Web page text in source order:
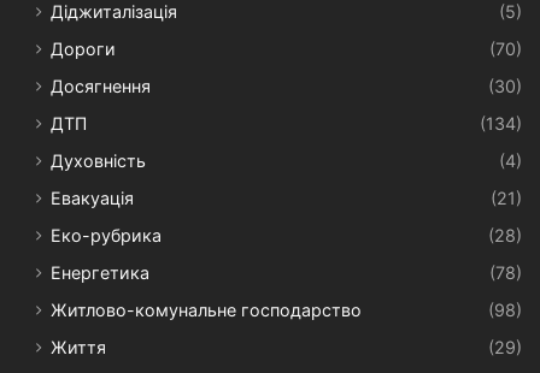
Діджиталізація
(5)
Дороги
(70)
Досягнення
(30)
ДТП
(134)
Духовність
(4)
Евакуація
(21)
Еко-рубрика
(28)
Енергетика
(78)
Житлово-комунальне господарство
(98)
Життя
(29)